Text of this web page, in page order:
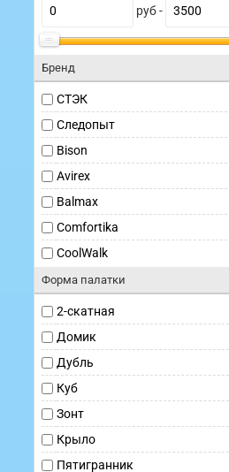
руб -
Бренд
СТЭК
Следопыт
Bison
Avirex
Balmax
Comfortika
CoolWalk
Dodger B
Fish2Fish
FreeWay
Helios
Holiday
Lotos
Norfin
Polar Bird
Форма палатки
2-скатная
Домик
Дубль
Куб
Зонт
Крыло
Пятигранник